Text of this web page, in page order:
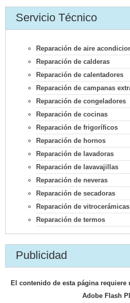
Servicio Técnico
Reparación de aire
Reparación de calderas
Reparación de calentadores
Reparación de campanas
Reparación de congeladores
Reparación de cocinas
Reparación de frigoríficos
Reparación de hornos
Reparación de lavadoras
Reparación de lavavajillas
Reparación de neveras
Reparación de secadoras
Reparación de vitrocerámicas
Reparación de termos
Publicidad
El contenido de esta página requiere
Adobe Flash